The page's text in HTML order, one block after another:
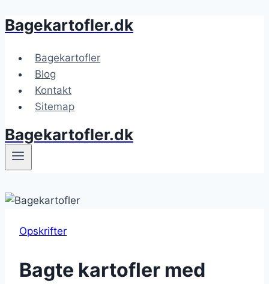
Fortsæt
indhold
Bagekartofler.dk
Bagekartofler
Blog
Kontakt
Sitemap
Bagekartofler.dk
Opskrifter
Bagte kartofler med